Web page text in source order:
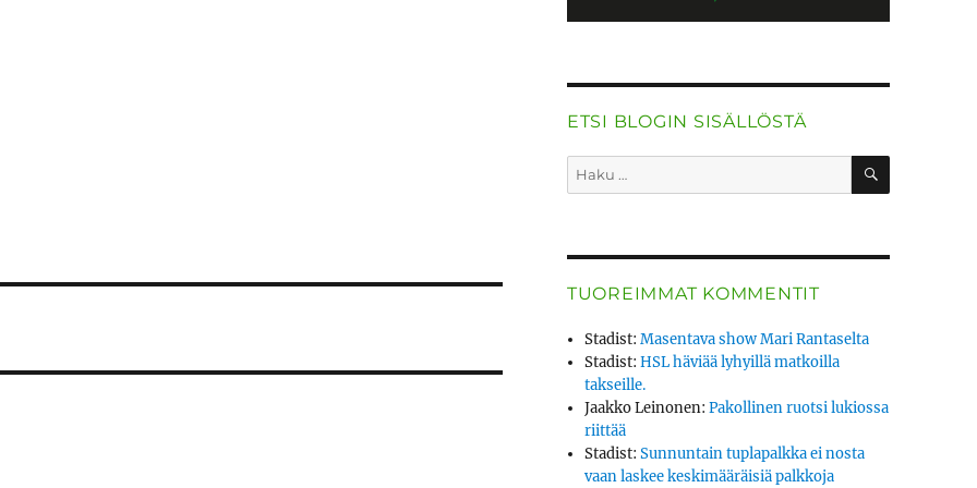
ETSI BLOGIN SISÄLLÖSTÄ
Etsi: HAKU
TUOREIMMAT KOMMENTIT
Stadist:Masentava show Mari Rantaselta
Stadist:HSL häviää lyhyillä matkoilla
takseille.
Jaakko Leinonen:Pakollinen ruotsi lukiossa
riittää
Stadist:Sunnuntain tuplapalkka ei nosta
vaan laskee keskimääräisiä palkkoja